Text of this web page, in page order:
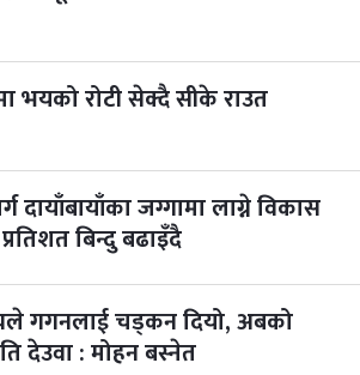
भयको रोटी सेक्दै सीके राउत
दायाँबायाँका जग्गामा लाग्ने विकास
बिन्दु बढाइँदै
गगनलाई चड्कन दियो, अबको
देउवा : मोहन बस्नेत